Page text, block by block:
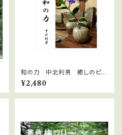
和の力 中北利男 癒しのピア
ノ 著作権フリー jasrac申請
不要
¥2,480